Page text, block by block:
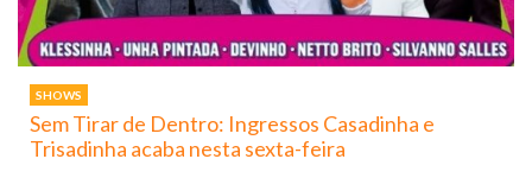
SHOWS
Sem Tirar de Dentro: Ingressos Casadinha e
Trisadinha acaba nesta sexta-feira